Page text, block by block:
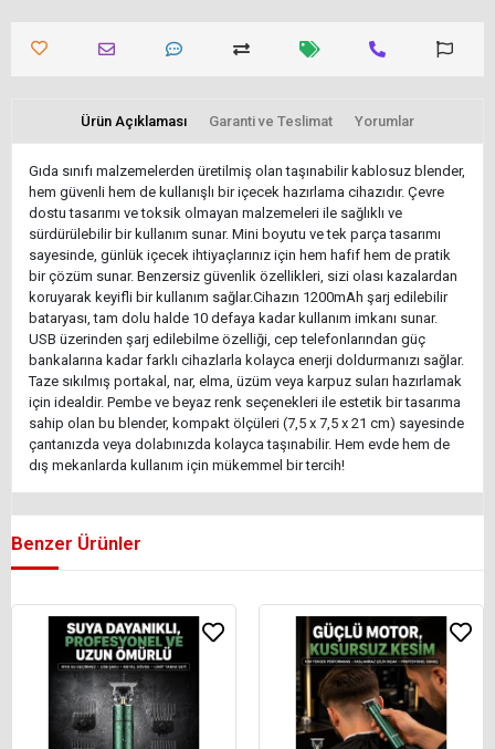
Ürün Açıklaması Garanti ve Teslimat Yorumlar
Gıda sınıfı malzemelerden üretilmiş olan taşınabilir kablosuz blender,
hem güvenli hem de kullanışlı bir içecek hazırlama cihazıdır. Çevre
dostu tasarımı ve toksik olmayan malzemeleri ile sağlıklı ve
sürdürülebilir bir kullanım sunar. Mini boyutu ve tek parça tasarımı
sayesinde, günlük içecek ihtiyaçlarınız için hem hafif hem de pratik
bir çözüm sunar. Benzersiz güvenlik özellikleri, sizi olası kazalardan
koruyarak keyifli bir kullanım sağlar.Cihazın 1200mAh şarj edilebilir
bataryası, tam dolu halde 10 defaya kadar kullanım imkanı sunar.
USB üzerinden şarj edilebilme özelliği, cep telefonlarından güç
bankalarına kadar farklı cihazlarla kolayca enerji doldurmanızı sağlar.
Taze sıkılmış portakal, nar, elma, üzüm veya karpuz suları hazırlamak
için idealdir. Pembe ve beyaz renk seçenekleri ile estetik bir tasarıma
sahip olan bu blender, kompakt ölçüleri (7,5 x 7,5 x 21 cm) sayesinde
çantanızda veya dolabınızda kolayca taşınabilir. Hem evde hem de
dış mekanlarda kullanım için mükemmel bir tercih!
Benzer Ürünler